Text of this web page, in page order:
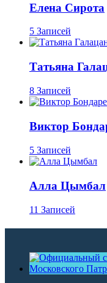
Елена Сирота
5 Записей
Татьяна
8 Записей
Виктор
5 Записей
Алла Цымбал
11 Записей